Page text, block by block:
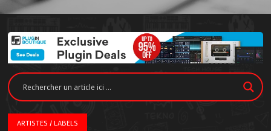
ARTISTES / LABELS